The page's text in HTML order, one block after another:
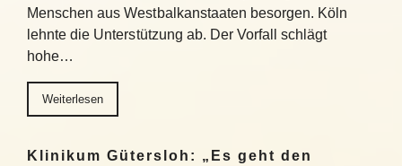
Menschen aus Westbalkanstaaten besorgen. Köln
lehnte die Unterstützung ab. Der Vorfall schlägt
hohe…
Weiterlesen
Klinikum Gütersloh: „Es geht den